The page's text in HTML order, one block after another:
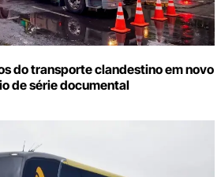
do transporte clandestino em novo
de série documental